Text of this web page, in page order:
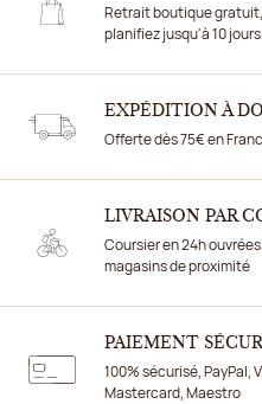
Retrait boutique
planifiez jusqu'à 10
EXPÉDITION À
Offerte dès 75€ en
LIVRAISON PAR
Coursier en 24h
magasins de proximité
PAIEMENT
100% sécurisé, PayPal,
Mastercard, Maestro